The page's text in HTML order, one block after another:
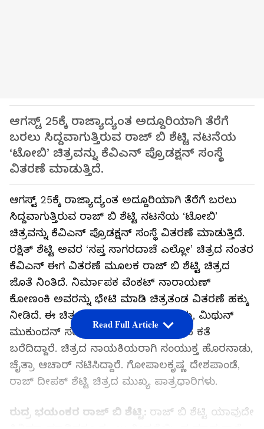
ಆಗಸ್ಟ್‌ 25ಕ್ಕೆ ರಾಜ್ಯಾದ್ಯಂತ ಅದ್ದೂರಿಯಾಗಿ ತೆರೆಗೆ
ಬರಲು ಸಿದ್ದವಾಗುತ್ತಿರುವ ರಾಜ್‌ ಬಿ ಶೆಟ್ಟಿ ನಟನೆಯ
‘ಟೋಬಿ’ ಚಿತ್ರವನ್ನು ಕೆವಿಎನ್‌ ಪ್ರೊಡಕ್ಷನ್ ಸಂಸ್ಥೆ
ವಿತರಣೆ ಮಾಡುತ್ತಿದೆ.
ಆಗಸ್ಟ್‌ 25ಕ್ಕೆ ರಾಜ್ಯಾದ್ಯಂತ ಅದ್ದೂರಿಯಾಗಿ ತೆರೆಗೆ ಬರಲು
ಸಿದ್ದವಾಗುತ್ತಿರುವ ರಾಜ್‌ ಬಿ ಶೆಟ್ಟಿ ನಟನೆಯ ‘ಟೋಬಿ’
ಚಿತ್ರವನ್ನು ಕೆವಿಎನ್‌ ಪ್ರೊಡಕ್ಷನ್ ಸಂಸ್ಥೆ ವಿತರಣೆ ಮಾಡುತ್ತಿದೆ.
ರಕ್ಷಿತ್‌ ಶೆಟ್ಟಿ ಅವರ ‘ಸಪ್ತ ಸಾಗರದಾಚೆ ಎಲ್ಲೋ’ ಚಿತ್ರದ ನಂತರ
ಕೆವಿಎನ್‌ ಈಗ ವಿತರಣೆ ಮೂಲಕ ರಾಜ್‌ ಬಿ ಶೆಟ್ಟಿ ಚಿತ್ರದ
ಜೊತೆ ನಿಂತಿದೆ. ನಿರ್ಮಾಪಕ ವೆಂಕಟ್‌ ನಾರಾಯಣ್‌
ಕೋಣಂಕಿ ಅವರನ್ನು ಭೇಟಿ ಮಾಡಿ ಚಿತ್ರತಂಡ ವಿತರಣೆ ಹಕ್ಕು
ನೀಡಿದೆ. ಈ ಚಿತ್ರವನ್ನು ಬಾಸಿಲ್ ನಿರ್ದೇಶಿಸಿದ್ದು, ಮಿಥುನ್
ಮುಕುಂದನ್ ಸಂಗೀತ ಇದೆ. ಟಿ ಕೆ ದಯಾನಂದ ಕತೆ
ಬರೆದಿದ್ದಾರೆ. ಚಿತ್ರದ ನಾಯಕಿಯರಾಗಿ ಸಂಯುಕ್ತ ಹೊರನಾಡು,
ಚೈತ್ರಾ ಆಚಾರ್ ನಟಿಸಿದ್ದಾರೆ. ಗೋಪಾಲಕೃಷ್ಣ ದೇಶಪಾಂಡೆ,
ರಾಜ್ ದೀಪಕ್ ಶೆಟ್ಟಿ ಚಿತ್ರದ ಮುಖ್ಯ ಪಾತ್ರಧಾರಿಗಳು.
ರುದ್ರ ಭಯಂಕರ ರಾಜ್ ಬಿ ಶೆಟ್ಟಿ: ರಾಜ್ ಬಿ ಶೆಟ್ಟಿ ಯಾವುದೇ
Read Full Article